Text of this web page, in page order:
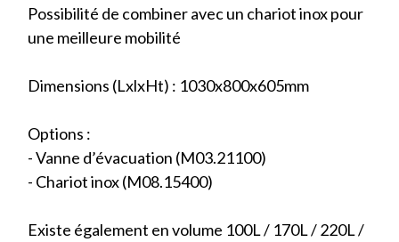
Possibilité de combiner avec un chariot inox pour
une meilleure mobilité
Dimensions (LxlxHt) : 1030x800x605mm
Options :
- Vanne d’évacuation (M03.21100)
- Chariot inox (M08.15400)
Existe également en volume 100L / 170L / 220L /